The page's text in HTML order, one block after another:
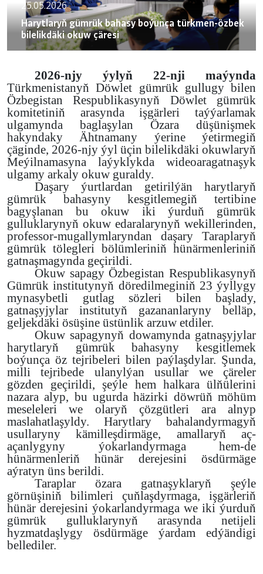
25.05.2026
Harytlaryň gümrük bahasy boýunça türkmen-özbek
bilelikdäki okuw çäresi
2026-njy ýylyň 22-nji maýynda
Türkmenistanyň Döwlet gümrük gullugy bilen
Özbegistan Respublikasynyň Döwlet gümrük
komitetiniň arasynda işgärleri taýýarlamak
ulgamynda baglaşylan Özara düşünişmek
hakyndaky Ähtnamany ýerine ýetirmegiň
çäginde, 2026-njy ýyl üçin bilelikdäki okuwlaryň
Meýilnamasyna laýyklykda wideoaragatnaşyk
ulgamy arkaly okuw guraldy.
Daşary ýurtlardan getirilýän harytlaryň
gümrük bahasyny kesgitlemegiň tertibine
bagyşlanan bu okuw
iki ýurduň gümrük
gulluklarynyň okuw edaralarynyň wekillerinden,
professor-mugallymlaryndan daşary Taraplaryň
gümrük tölegleri bölümleriniň hünärmenleriniň
gatnaşmagynda geçirildi.
Okuw sapagy Özbegistan Respublikasynyň
Gümrük institutynyň döredilmeginiň 23 ýyllygy
mynasybetli gutlag sözleri bilen başlady,
gatnaşyjylar institutyň gazananlaryny belläp,
geljekdäki ösüşine üstünlik arzuw etdiler.
Okuw sapagynyň dowamynda gatnaşyjylar
harytlaryň gümrük bahasyny kesgitlemek
boýunça öz tejribeleri bilen paýlaşdylar. Şunda,
milli tejribede ulanylýan usullar we çäreler
gözden geçirildi, şeýle hem halkara ülňülerini
nazara alyp, bu ugurda häzirki döwrüň möhüm
meseleleri we olaryň çözgütleri ara alnyp
maslahatlaşyldy. Harytlary bahalandyrmagyň
usullaryny kämilleşdirmäge, amallaryň aç-
açanlygyny ýokarlandyrmaga hem-de
hünärmenleriň hünär derejesini ösdürmäge
aýratyn üns berildi.
Taraplar özara gatnaşyklaryň şeýle
görnüşiniň bilimleri çuňlaşdyrmaga, işgärleriň
hünär derejesini ýokarlandyrmaga we iki ýurduň
gümrük gulluklarynyň arasynda netijeli
hyzmatdaşlygy ösdürmäge ýardam edýändigi
bellediler.